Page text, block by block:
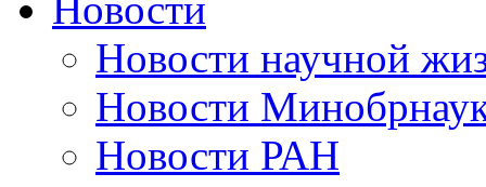
Новости научной
Новости
Новости РАН